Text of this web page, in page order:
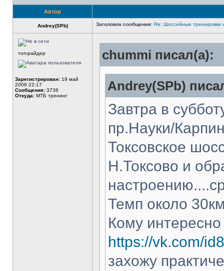
Автор
Andrey(SPb) Заголовок сообщения: Re: Шоссейные тренировки
топ-райдер
Зарегистрирован: 19 май
2006 22:17
Сообщения: 3736
Откуда: МТБ тренинг
chummi писал(а):
Andrey(SPb)
Завтра в
пр.Науки/
Токсовское
Н.Токсово и
Темп около
Кому
https://vk.com/
захожу